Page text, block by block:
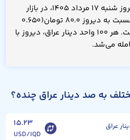
قیمت صد دینار عراق امروز شنبه ۱۷ مرداد ۱۴۰۵، در بازار
۱۲,۲۰۰ تومان است که نسبت به دیروز ۸۰.۰ تومان(۰.۶۵۰
درصد) کاهش یافته است. هر ۱۰۰ واحد دینار عراق، دیروز با
به صد دینار عراق چنده؟
عراق ۱۵.۲۳
USD/IQD